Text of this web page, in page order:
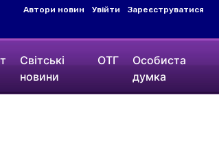
Автори новин Увійти Зареєструватися
Світські
новини
ОТГ
Особиста
думка